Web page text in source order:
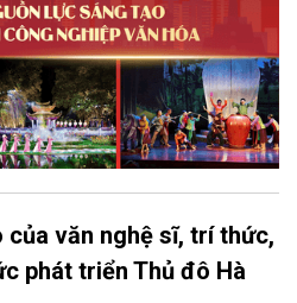
của văn nghệ sĩ, trí thức,
phát triển Thủ đô Hà